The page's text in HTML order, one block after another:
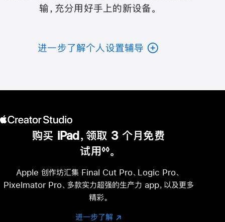
输，充分用好手上的新设备。
进一步了解个人设置辅导
购买 iPad，领取 3 个月免费
试用
注
◊◊。
Apple 创作坊汇集 Final Cut Pro、Logic Pro、
Pixelmator Pro、多款实力超强的生产力 app，以及更多
精彩。
进一步了解 进
(在